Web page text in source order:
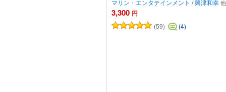
マリン・エンタテインメント /興津和幸
3,300 円
(59) (4)